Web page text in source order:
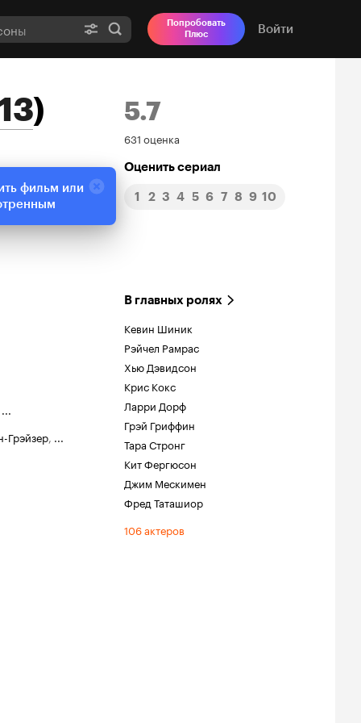
Попробовать
Плюс
Войти
)
5.7
Рейтинг
Кинопоиска
5.7
631 оценка
Оценить сериал
1 2 3 4 5 6 7 8 9 10
...
Грэйзер, ...
В главных ролях
Кевин Шиник
Рэйчел Рамрас
Хью Дэвидсон
Крис Кокс
Ларри Дорф
Грэй Гриффин
Тара Стронг
Кит Фергюсон
Джим Мескимен
Фред Таташиор
106 актеров
фильм или